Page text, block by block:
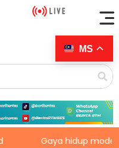
Gaya hidup moden,
MS